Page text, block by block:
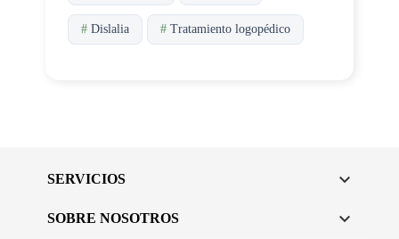
# Dislalia # Tratamiento logopédico
SERVICIOS 
SOBRE NOSOTROS 